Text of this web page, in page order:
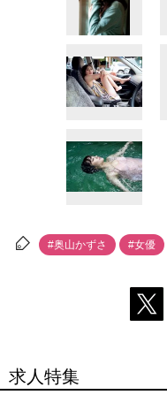
#奥山かずさ #女優
求人特集